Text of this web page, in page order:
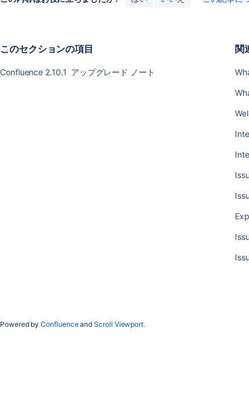
このセクションの項目
Confluence 2.10.1 アップグレード ノート
関
Powered byConfluenceandScroll Viewport.